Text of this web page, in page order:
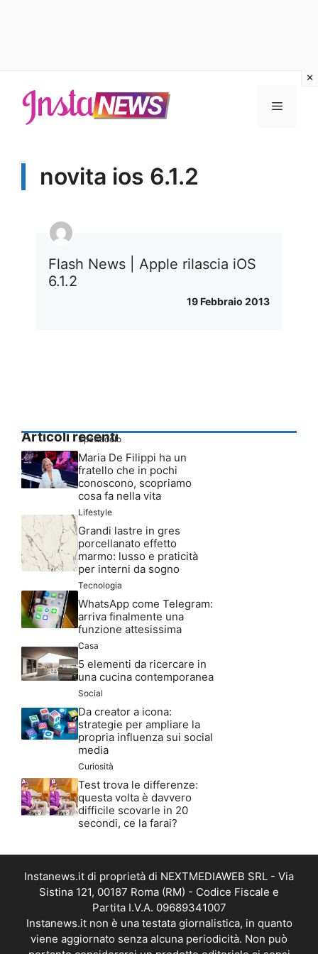
contenuto
Menu
novita ios 6.1.2
Flash News | Apple rilascia iOS
6.1.2
19 Febbraio 2013
Articoli recenti
Spettacolo
Maria De Filippi ha un
fratello che in pochi
conoscono, scopriamo
cosa fa nella vita
Lifestyle
Grandi lastre in gres
porcellanato effetto
marmo: lusso e praticità
per interni da sogno
Tecnologia
WhatsApp come Telegram:
arriva finalmente una
funzione attesissima
Casa
5 elementi da ricercare in
una cucina contemporanea
Social
Da creator a icona:
strategie per ampliare la
propria influenza sui social
media
Curiosità
Test trova le differenze:
questa volta è davvero
difficile scovarle in 20
secondi, ce la farai?
Instanews.it di proprietà di NEXTMEDIAWEB SRL - Via
Sistina 121, 00187 Roma (RM) - Codice Fiscale e
Partita I.V.A. 09689341007
Instanews.it non è una testata giornalistica, in quanto
viene aggiornato senza alcuna periodicità. Non può